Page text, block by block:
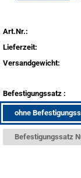
Art.Nr.:
Lieferzeit:
Versandgewicht:
Befestigungssatz :
ohne
Befestigungssatz